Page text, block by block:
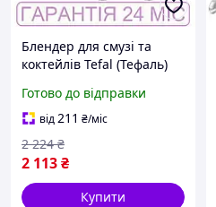
Блендер для смузі та
коктейлів Tefal (Тефаль)
стаціонарний, ємність 1.5
л
Готово до відправки
від211 ₴/міс
2 113₴
2 224 ₴
Купити